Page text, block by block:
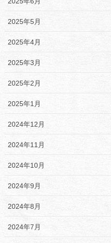
2025年5月
2025年4月
2025年3月
2025年2月
2025年1月
2024年12月
2024年11月
2024年10月
2024年9月
2024年8月
2024年7月